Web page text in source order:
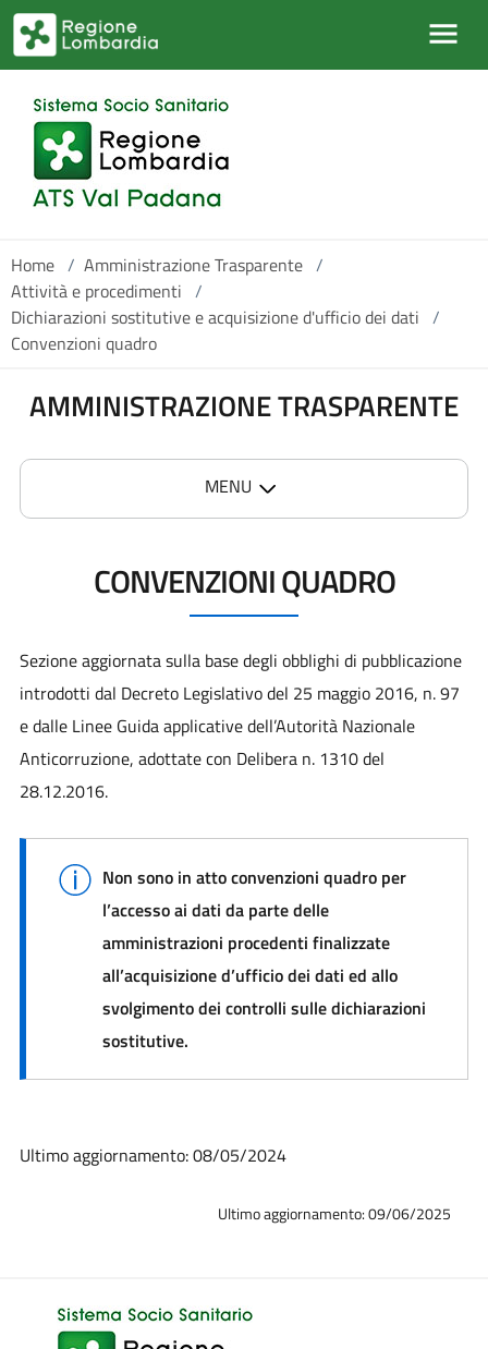
Salta al contenuto principale
Home / Amministrazione Trasparente /
Attività e procedimenti /
Dichiarazioni sostitutive e acquisizione d'ufficio dei dati /
Convenzioni quadro
AMMINISTRAZIONE TRASPARENTE
MENU
CONVENZIONI QUADRO
Sezione aggiornata sulla base degli obblighi di pubblicazione
introdotti dal Decreto Legislativo del 25 maggio 2016, n. 97
e dalle Linee Guida applicative dell’Autorità Nazionale
Anticorruzione, adottate con Delibera n. 1310 del
28.12.2016.
Non sono in atto convenzioni quadro per
l’accesso ai dati da parte delle
amministrazioni procedenti finalizzate
all’acquisizione d’ufficio dei dati ed allo
svolgimento dei controlli sulle dichiarazioni
sostitutive.
Ultimo aggiornamento: 08/05/2024
Ultimo aggiornamento: 09/06/2025